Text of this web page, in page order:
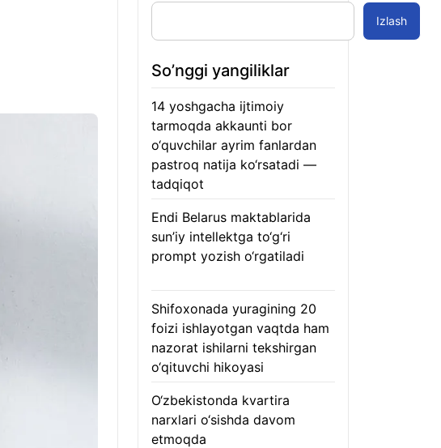
Izlash
So’nggi yangiliklar
14 yoshgacha ijtimoiy
tarmoqda akkaunti bor
o‘quvchilar ayrim fanlardan
pastroq natija ko‘rsatadi —
tadqiqot
Endi Belarus maktablarida
sun’iy intellektga to‘g‘ri
prompt yozish o‘rgatiladi
Shifoxonada yuragining 20
foizi ishlayotgan vaqtda ham
nazorat ishilarni tekshirgan
o‘qituvchi hikoyasi
O‘zbekistonda kvartira
narxlari o‘sishda davom
etmoqda